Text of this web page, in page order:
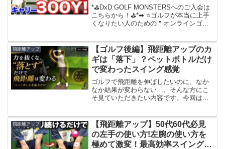
せん。
*⛳️DxD GOLF MONSTERSへのご入会は
こちらから！⛳️*➡︎ ⭐️ゴルフが本当に上手
くなりたい人のための＂オンラインゴル
中！-----------...
飛距離アップ
【ゴルフ後編】飛距離アップのカ
ギは「落下」？ペットボトルだけ
で変わったスイング感覚
ゴルフで飛距離を伸ばしたいのに、なか
なか結果が変わらない…。そんな方にこ
そ見ていただきたい内容です。今回は後
む仕組み・地面反力を使う身体の使い方
について、実践を交えなが...
飛距離アップ
【飛距離アップ】50代60代必見
の左手の使い方!左腕の使い方を
極めて激変！最高効率スイングで